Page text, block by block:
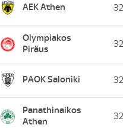
AEK Athen 32
Olympiakos
Piräus
32
PAOK Saloniki 32
Panathinaikos
Athen
32